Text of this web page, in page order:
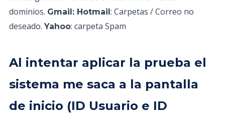
dominios. Gmail: Hotmail: Carpetas / Correo no
deseado. Yahoo: carpeta Spam
Al intentar aplicar la prueba el
sistema me saca a la pantalla
de inicio (ID Usuario e ID